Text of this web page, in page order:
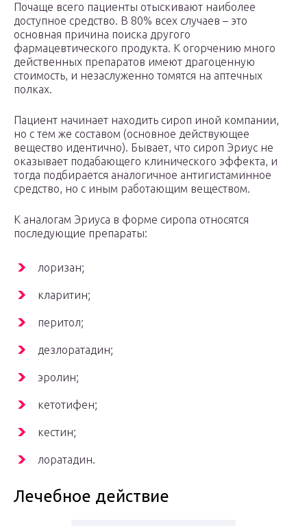
Почаще всего пациенты отыскивают наиболее
доступное средство. В 80% всех случаев – это
основная причина поиска другого
фармацевтического продукта. К огорчению много
действенных препаратов имеют драгоценную
стоимость, и незаслуженно томятся на аптечных
полках.
Пациент начинает находить сироп иной компании,
но с тем же составом (основное действующее
вещество идентично). Бывает, что сироп Эриус не
оказывает подабающего клинического эффекта, и
тогда подбирается аналогичное антигистаминное
средство, но с иным работающим веществом.
К аналогам Эриуса в форме сиропа относятся
последующие препараты:
лоризан;
кларитин;
перитол;
дезлоратадин;
эролин;
кетотифен;
кестин;
лоратадин.
Лечебное действие